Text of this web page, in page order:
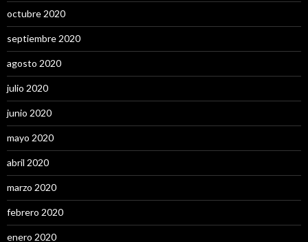
octubre 2020
septiembre 2020
agosto 2020
julio 2020
junio 2020
mayo 2020
abril 2020
marzo 2020
febrero 2020
enero 2020